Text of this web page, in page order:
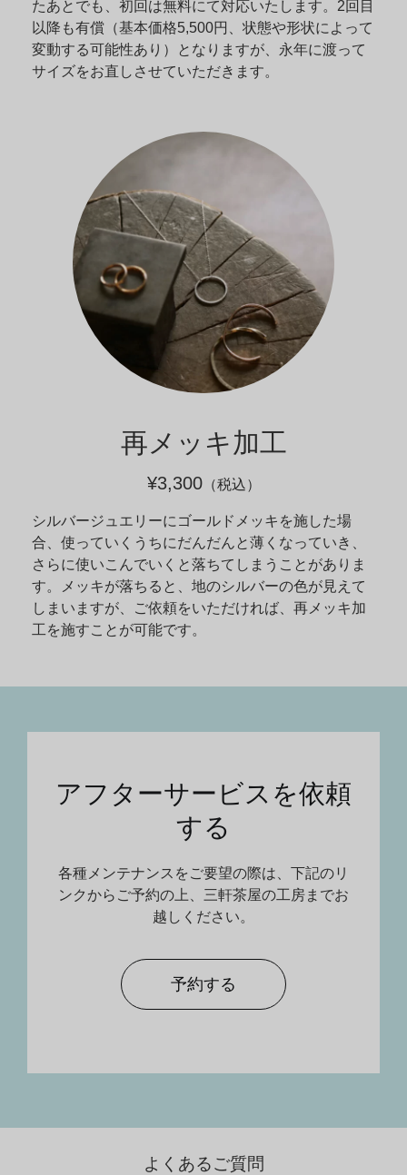
たあとでも、初回は無料にて対応いたします。2回目
以降も有償（基本価格5,500円、状態や形状によって
変動する可能性あり）となりますが、永年に渡って
サイズをお直しさせていただきます。
再メッキ加工
¥3,300（税込）
シルバージュエリーにゴールドメッキを施した場
合、使っていくうちにだんだんと薄くなっていき、
さらに使いこんでいくと落ちてしまうことがありま
す。メッキが落ちると、地のシルバーの色が見えて
しまいますが、ご依頼をいただければ、再メッキ加
工を施すことが可能です。
アフターサービスを依頼
する
各種メンテナンスをご要望の際は、下記のリ
ンクからご予約の上、三軒茶屋の工房までお
越しください。
予約する
よくあるご質問